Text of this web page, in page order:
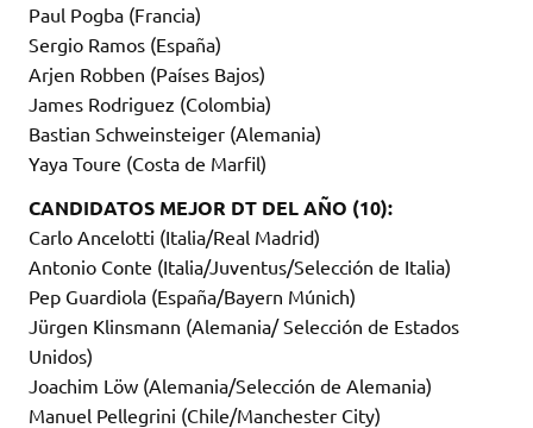
Paul Pogba (Francia)
Sergio Ramos (España)
Arjen Robben (Países Bajos)
James Rodriguez (Colombia)
Bastian Schweinsteiger (Alemania)
Yaya Toure (Costa de Marfil)
CANDIDATOS MEJOR DT DEL AÑO (10):
Carlo Ancelotti (Italia/Real Madrid)
Antonio Conte (Italia/Juventus/Selección de Italia)
Pep Guardiola (España/Bayern Múnich)
Jürgen Klinsmann (Alemania/ Selección de Estados
Unidos)
Joachim Löw (Alemania/Selección de Alemania)
Manuel Pellegrini (Chile/Manchester City)